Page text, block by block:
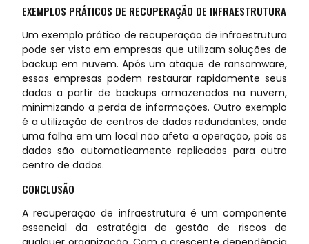
EXEMPLOS PRÁTICOS DE RECUPERAÇÃO DE INFRAESTRUTURA
Um exemplo prático de recuperação de infraestrutura
pode ser visto em empresas que utilizam soluções de
backup em nuvem. Após um ataque de ransomware,
essas empresas podem restaurar rapidamente seus
dados a partir de backups armazenados na nuvem,
minimizando a perda de informações. Outro exemplo
é a utilização de centros de dados redundantes, onde
uma falha em um local não afeta a operação, pois os
dados são automaticamente replicados para outro
centro de dados.
CONCLUSÃO
A recuperação de infraestrutura é um componente
essencial da estratégia de gestão de riscos de